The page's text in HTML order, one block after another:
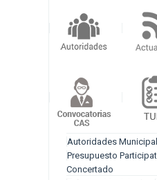
Autoridades
Presupuesto
Concertado